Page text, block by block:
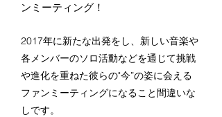
ンミーティング！
2017年に新たな出発をし、新しい音楽や
各メンバーのソロ活動などを通じて挑戦
や進化を重ねた彼らの"今”の姿に会える
ファンミーティングになること間違いな
しです。